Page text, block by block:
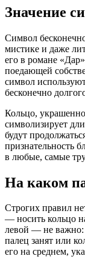
Значение
Символ
мистике и даже
его в романе
поедающей
символ
бесконечно
Кольцо,
символизирует
будут
признательность
в любые, самые
На каком
Строгих правил
— носить кольцо
левой — не
палец занят или
его на среднем,